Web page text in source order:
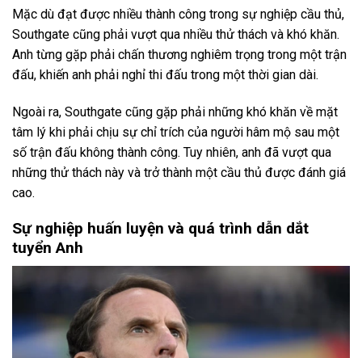
Mặc dù đạt được nhiều thành công trong sự nghiệp cầu thủ,
Southgate cũng phải vượt qua nhiều thử thách và khó khăn.
Anh từng gặp phải chấn thương nghiêm trọng trong một trận
đấu, khiến anh phải nghỉ thi đấu trong một thời gian dài.
Ngoài ra, Southgate cũng gặp phải những khó khăn về mặt
tâm lý khi phải chịu sự chỉ trích của người hâm mộ sau một
số trận đấu không thành công. Tuy nhiên, anh đã vượt qua
những thử thách này và trở thành một cầu thủ được đánh giá
cao.
Sự nghiệp huấn luyện và quá trình dẫn dắt
tuyển Anh